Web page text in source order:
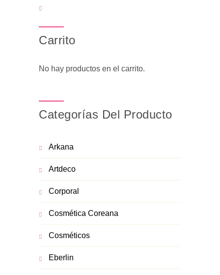
Carrito
No hay productos en el carrito.
Categorías Del Producto
Arkana
Artdeco
Corporal
Cosmética Coreana
Cosméticos
Eberlin